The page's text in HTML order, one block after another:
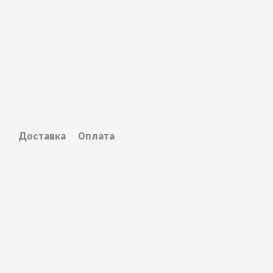
Доставка Оплата